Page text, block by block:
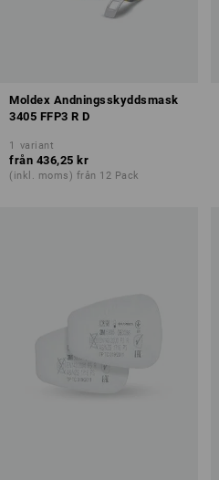
Moldex Andningsskyddsmask
3405 FFP3 R D
1 variant
från 436,25 kr
(inkl. moms) från 12 Pack